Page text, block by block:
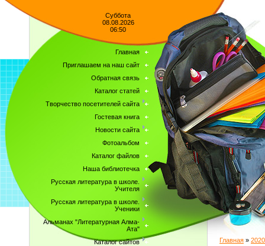
Суббота
08.08.2026
06:50
Главная
Приглашаем на наш сайт
Обратная связь
Каталог статей
Творчество посетителей сайта
Гостевая книга
Новости сайта
Фотоальбом
Каталог файлов
Наша библиотечка
Русская литература в школе.
Учителя
Русская литература в школе.
Ученики
Альманах "Литературная Алма-
Ата"
Каталог сайтов
Главная » 2020